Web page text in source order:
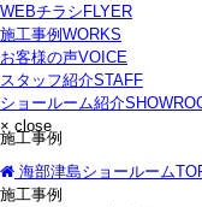
WEBチラシ FLYER
施工事例 WORKS
お客様の声VOICE
スタッフ紹介STAFF
ショールーム紹介
× close
施工事例
海部津島ショールーム
施工事例